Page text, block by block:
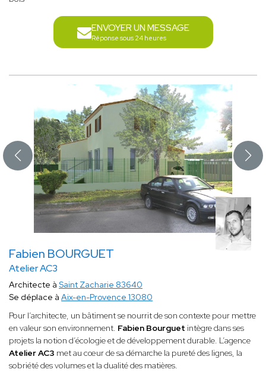
ENVOYER UN MESSAGE
Réponse sous 24 heures
Fabien BOURGUET
Atelier AC3
Architecte à Saint Zacharie 83640
Se déplace à Aix-en-Provence 13080
Pour l’architecte, un bâtiment se nourrit de son contexte pour mettre
en valeur son environnement. Fabien Bourguet intègre dans ses
projets la notion d’écologie et de développement durable. L’agence
Atelier AC3 met au cœur de sa démarche la pureté des lignes, la
sobriété des volumes et la dualité des matières.